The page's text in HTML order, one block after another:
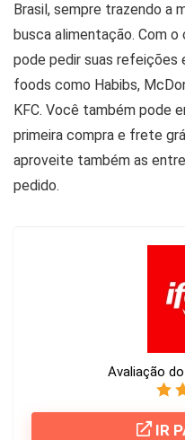
Brasil, sempre trazendo a
busca alimentação. Com
pode pedir suas refeições
foods como Habibs,
KFC. Você também pode
primeira compra e frete
aproveite também as
pedido.
Avaliação
IR